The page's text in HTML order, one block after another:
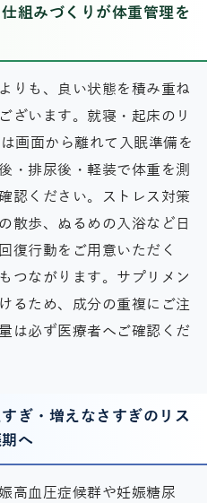
組みづくりが体重管理を
りも、良い状態を積み重ね
ざいます。就寝・起床のリ
画面から離れて入眠準備を
・排尿後・軽装で体重を測
認ください。ストレス対策
散歩、ぬるめの入浴など日
復行動をご用意いただく
つながります。サプリメン
るため、成分の重複にご注
は必ず医療者へご確認くだ
ぎ・増えなさすぎのリス
へ
高血圧症候群や妊娠糖尿